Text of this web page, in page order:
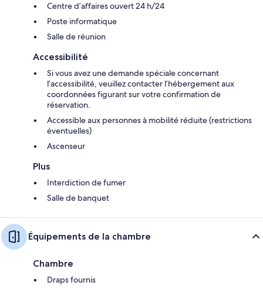
Centre d’affaires ouvert 24 h/24
Poste informatique
Salle de réunion
Accessibilité
Si vous avez une demande spéciale concernant
l’accessibilité, veuillez contacter l’hébergement aux
coordonnées figurant sur votre confirmation de
réservation.
Accessible aux personnes à mobilité réduite (restrictions
éventuelles)
Ascenseur
Plus
Interdiction de fumer
Salle de banquet
Équipements de la chambre
Chambre
Draps fournis